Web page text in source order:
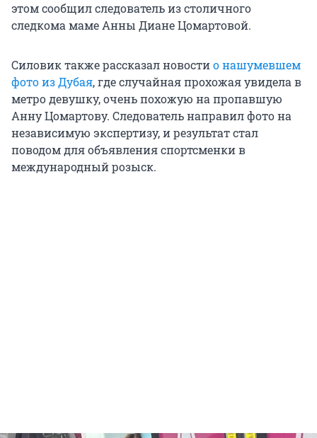
этом сообщил следователь из столичного
следкома маме Анны Диане Цомартовой.
Силовик также рассказал новостио нашумевшем
фото из Дубая, где случайная прохожая увидела в
метро девушку, очень похожую на пропавшую
Анну Цомартову. Следователь направил фото на
независимую экспертизу, и результат стал
поводом для объявления спортсменки в
международный розыск.